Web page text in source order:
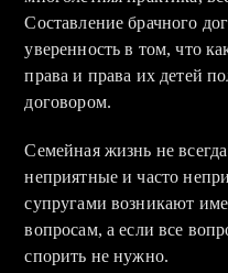
Составление брачного
уверенность в том, что
права и права их детей
договором.
Семейная жизнь не
неприятные и часто
супругами возникают
вопросам, а если все
спорить не нужно.